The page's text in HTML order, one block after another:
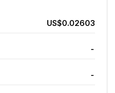
US$0.02603
-
-